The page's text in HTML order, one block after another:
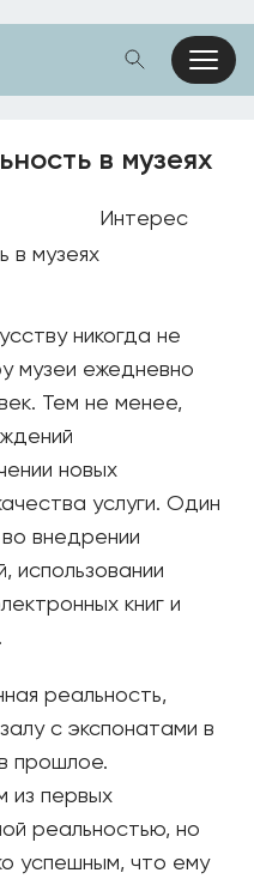
в музеях
Интерес
никогда не
музеи ежедневно
Тем не менее,
новых
услуги. Один
внедрении
использовании
книг и
реальность,
с экспонатами в
прошлое.
из первых
реальностью, но
успешным, что ему